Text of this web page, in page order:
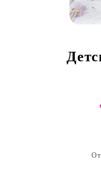
и по лични мерки